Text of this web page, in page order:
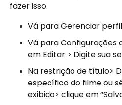
fazer isso.
Vá para Gerenciar
Vá para Configurações
em Editar > Digite sua
Na restrição de título>
específico do filme ou
exibido> clique em